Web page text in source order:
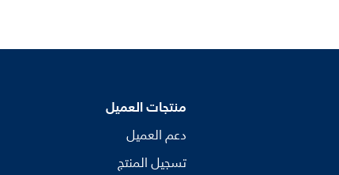
منتجات العميل
دعم العميل
تسجيل المنتج